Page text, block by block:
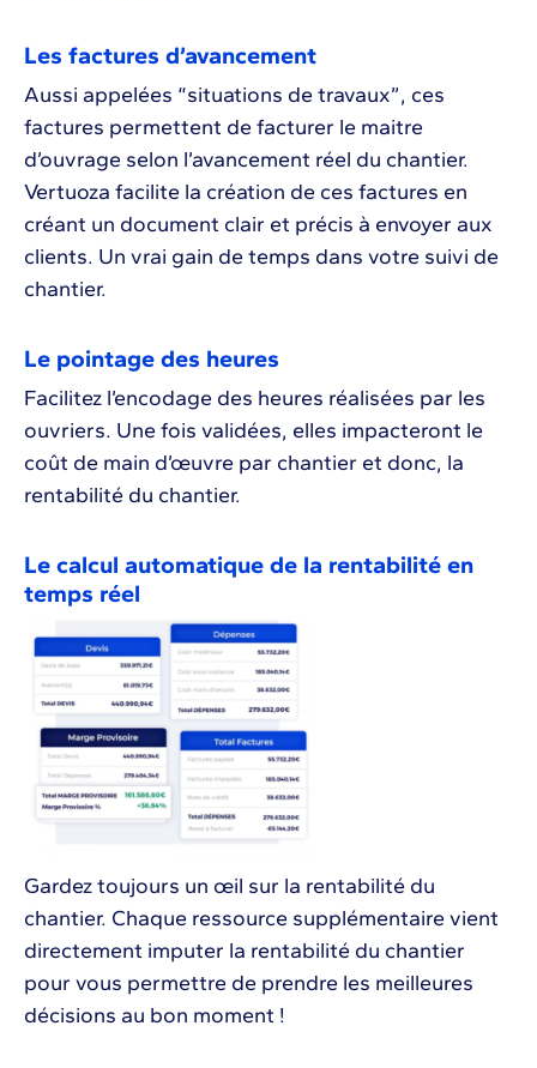
Les factures d’avancement
Aussi appelées “situations de travaux”, ces
factures permettent de facturer le maitre
d’ouvrage selon l’avancement réel du chantier.
Vertuoza facilite la création de ces factures en
créant un document clair et précis à envoyer aux
clients. Un vrai gain de temps dans votre suivi de
chantier.
Le pointage des heures
Facilitez l’encodage des heures réalisées par les
ouvriers. Une fois validées, elles impacteront le
coût de main d’œuvre par chantier et donc, la
rentabilité du chantier.
Le calcul automatique de la rentabilité en
temps réel
Gardez toujours un œil sur la rentabilité du
chantier. Chaque ressource supplémentaire vient
directement imputer la rentabilité du chantier
pour vous permettre de prendre les meilleures
décisions au bon moment !